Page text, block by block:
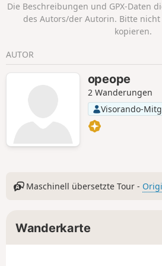
können.
Die Beschreibungen und GPX-Daten
des Autors/der Autorin. Bitte
kopieren.
AUTOR
opeope
2 Wanderungen
Visorando-
Maschinell übersetzte Tour -
Wanderkarte